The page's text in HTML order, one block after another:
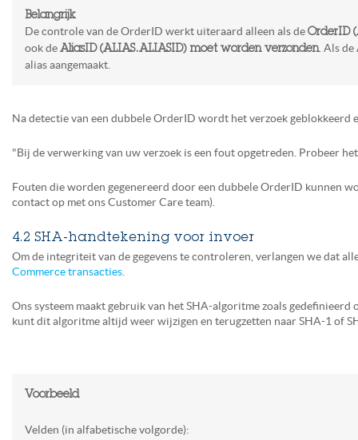
Belangrijk
De controle van de OrderID werkt uiteraard alleen als de OrderID
ook de AliasID (ALIAS.ALIASID) moet worden verzonden. Als
alias aangemaakt.
Na detectie van een dubbele OrderID wordt het verzoek geblokkeerd
"Bij de verwerking van uw verzoek is een fout opgetreden. Probeer
Fouten die worden gegenereerd door een dubbele OrderID kunnen
contact op met ons Customer Care team).
4.2 SHA-handtekening voor invoer
Om de integriteit van de gegevens te controleren, verlangen we dat
Commerce transacties.
Ons systeem maakt gebruik van het SHA-algoritme zoals
kunt dit algoritme altijd weer wijzigen en terugzetten naar SHA-1 of
Voorbeeld
Velden (in alfabetische volgorde):